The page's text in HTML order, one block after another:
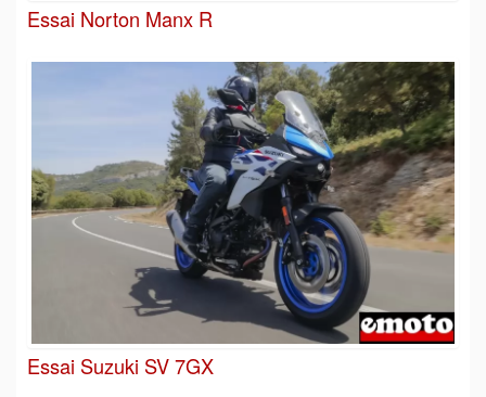
Essai Norton Manx R
Essai Suzuki SV 7GX